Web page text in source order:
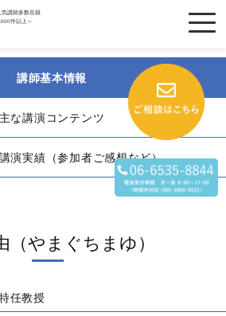
講師多数在籍
件以上～
講師基本情報
主な講演コンテンツ
演実績（参加者ご感想など）
（やまぐちまゆ）
任教授